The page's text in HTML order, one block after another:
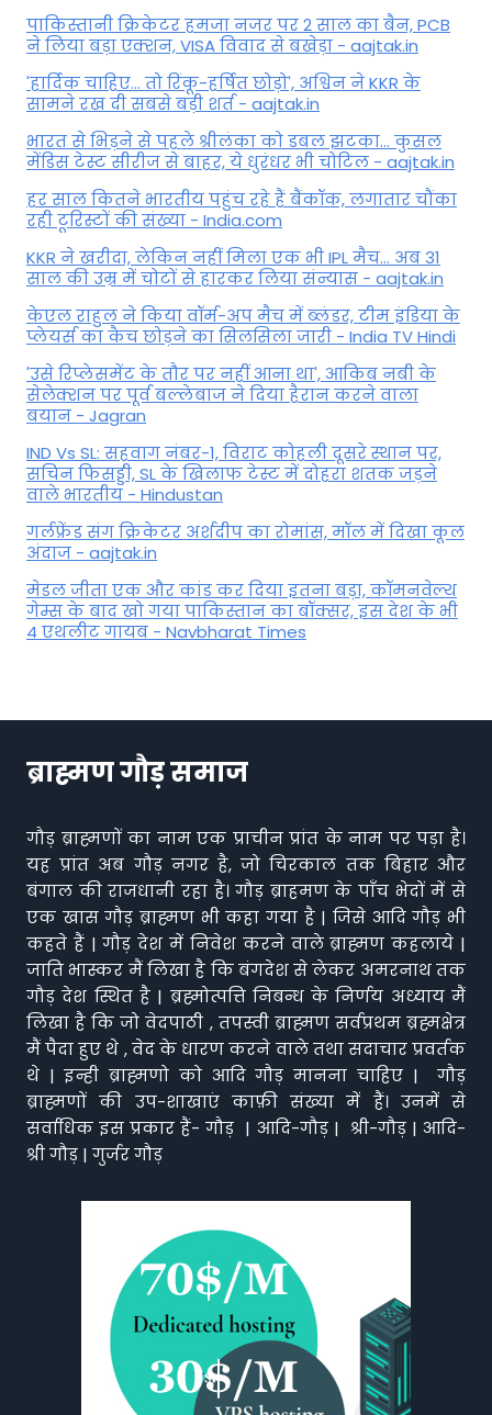
पाकिस्तानी क्रिकेटर हमजा नजर पर 2 साल का बैन, PCB
ने ल‍िया बड़ा एक्शन, VISA व‍िवाद से बखेड़ा - aajtak.in
'हार्दिक चाहिए... तो रिंकू-हर्षित छोड़ो', अश्विन ने KKR के
सामने रख दी सबसे बड़ी शर्त - aajtak.in
भारत से भिड़ने से पहले श्रीलंका को डबल झटका... कुसल
मेंडिस टेस्ट सीरीज से बाहर, ये धुरंधर भी चोटिल - aajtak.in
हर साल कितने भारतीय पहुंच रहे हैं बैंकॉक, लगातार चौंका
रही टूरिस्टों की संख्या - India.com
KKR ने खरीदा, लेकिन नहीं मिला एक भी IPL मैच... अब 31
साल की उम्र में चोटों से हारकर लिया संन्यास - aajtak.in
केएल राहुल ने किया वॉर्म-अप मैच में ब्लंडर, टीम इंडिया के
प्लेयर्स का कैच छोड़ने का सिलसिला जारी - India TV Hindi
'उसे रिप्लेसमेंट के तौर पर नहीं आना था', आकिब नबी के
सेलेक्शन पर पूर्व बल्लेबाज ने दिया हैरान करने वाला
बयान - Jagran
IND Vs SL: सहवाग नंबर-1, विराट कोहली दूसरे स्थान पर,
सचिन फिसड्डी, SL के खिलाफ टेस्ट में दोहरा शतक जड़ने
वाले भारतीय - Hindustan
गर्लफ्रेंड संग क्रिकेटर अर्शदीप का रोमांस, मॉल में द‍िखा कूल
अंदाज - aajtak.in
मेडल जीता एक और कांड कर दिया इतना बड़ा, कॉमनवेल्थ
गेम्स के बाद खो गया पाकिस्तान का बॉक्सर, इस देश के भी
4 एथलीट गायब - Navbharat Times
ब्राह्मण गौड़ समाज
गौड़ ब्राह्मणों का नाम एक प्राचीन प्रांत के नाम पर पड़ा है।
यह प्रांत अब गौड़ नगर है, जो चिरकाल तक बिहार और
बंगाल की राजधानी रहा है। गौड़ ब्राहमण के पाँच भेदों में से
एक खास गौड़ ब्राह्मण भी कहा गया है | जिसे आदि गौड़ भी
कहते हैं | गौड़ देश में निवेश करने वाले ब्राह्मण कहलाये |
जाति भास्कर मैं लिखा है कि बंगदेश से लेकर अमरनाथ तक
गौड़ देश स्थित है | ब्रह्मोत्पत्ति निबन्ध के निर्णय अध्याय मैं
लिखा है कि जो वेदपाठी , तपस्वी ब्राह्मण सर्वप्रथम ब्रह्मक्षेत्र
मैं पैदा हुए थे , वेद के धारण करने वाले तथा सदाचार प्रवर्तक
थे | इन्ही ब्राह्मणो को आदि गौड़ मानना चाहिए | गौड़
ब्राह्मणों की उप-शाखाएं काफ़ी संख्या में हैं। उनमें से
सर्वाधिक इस प्रकार हैं- गौड़ | आदि-गौड़ | श्री-गौड़ | आदि-
श्री गौड़ | गुर्जर गौड़